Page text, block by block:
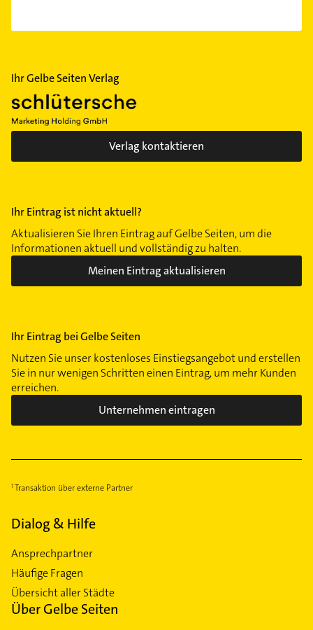
Ihr Gelbe Seiten Verlag
Verlag kontaktieren
Ihr Eintrag ist nicht aktuell?
Aktualisieren Sie Ihren Eintrag auf Gelbe Seiten, um die
Informationen aktuell und vollständig zu halten.
Meinen Eintrag aktualisieren
Ihr Eintrag bei Gelbe Seiten
Nutzen Sie unser kostenloses Einstiegsangebot und erstellen
Sie in nur wenigen Schritten einen Eintrag, um mehr Kunden
erreichen.
Unternehmen eintragen
Transaktion über externe Partner
Dialog & Hilfe
Ansprechpartner
Häufige Fragen
Übersicht aller Städte
Über Gelbe Seiten